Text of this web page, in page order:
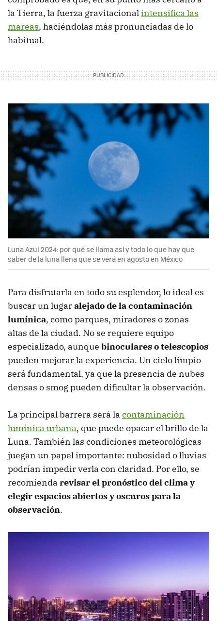
la Tierra, la fuerza gravitacionalintensifica las
mareas, haciéndolas más pronunciadas de lo
habitual.
Luna Azul 2024: por qué se llama así y todo lo que hay que
saber de la luna llena que se verá en agosto en México
Para disfrutarla en todo su esplendor, lo ideal es
buscar un lugaralejado de la contaminación
lumínica, como parques, miradores o zonas
altas de la ciudad. No se requiere equipo
especializado, aunque binoculares o telescopios
pueden mejorar la experiencia. Un cielo limpio
será fundamental, ya que la presencia de nubes
densas o smog pueden dificultar la observación.
La principal barrera será la contaminación
lumínica urbana, que puede opacar el brillo de la
Luna. También las condiciones meteorológicas
juegan un papel importante: nubosidad o lluvias
podrían impedir verla con claridad. Por ello, se
recomienda revisar el pronóstico del climay
elegir espacios abiertos y oscuros para la
observación.